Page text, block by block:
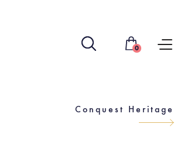
0
Conquest Heritage